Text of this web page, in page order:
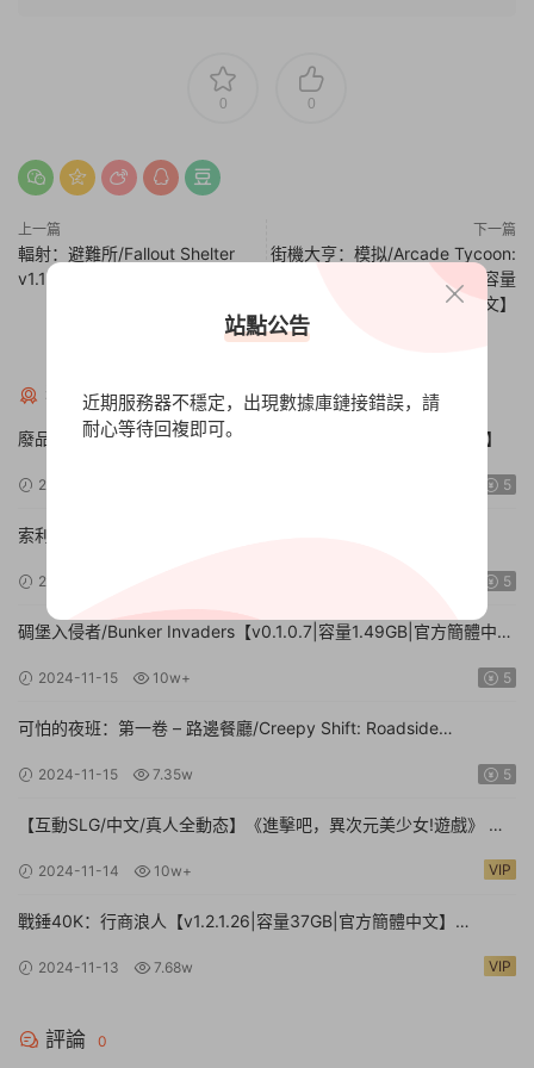
0 0
上一篇
輻射：避難所/Fallout Shelter
v1.14.11
下一篇
街機大亨：模拟/Arcade Tycoon:
Simulation【v1.0.0正式版|容量
3.03GB|官方簡體中文】
猜你喜歡
廢品機械師/Scrap Mechanic【v0.7.1|容量9.1GB|官方簡體中文】
2024-12-08 5
索利斯堡/Fort Solis【v20241204|容量15.4GB|官方簡體中文】
2024-12-07 5
碉堡入侵者/Bunker Invaders【v0.1.0.7|容量1.49GB|官方簡體中
2024-11-15 10w+ 5
可怕的夜班：第一卷 – 路邊餐廳/Creepy Shift: Roadside
2024-11-15 7.35w 5
【互動SLG/中文/真人全動态】《進擊吧，異次元美少女!遊戲》 官
2024-11-14 10w+ VIP
戰錘40K：行商浪人【v1.2.1.26|容量37GB|官方簡體中文】
2024-11-13 7.68w VIP
評論 0
站點公告
近期服務器不穩定，出現數據庫鏈接錯誤，請
耐心等待回複即可。